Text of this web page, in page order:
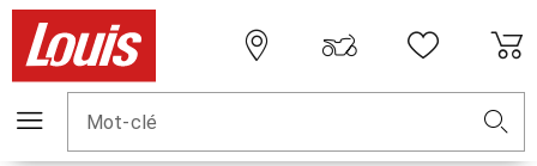
Mot-clé